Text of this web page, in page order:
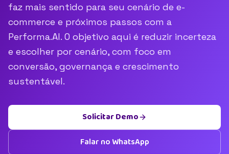
faz mais sentido para seu cenário de e-
commerce e próximos passos com a
Performa.AI. O objetivo aqui é reduzir incerteza
e escolher por cenário, com foco em
conversão, governança e crescimento
sustentável.
Solicitar Demo
Falar no WhatsApp